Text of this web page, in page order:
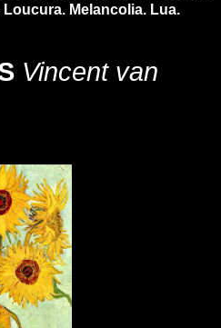
Melancolia. Lua.
Vincent van